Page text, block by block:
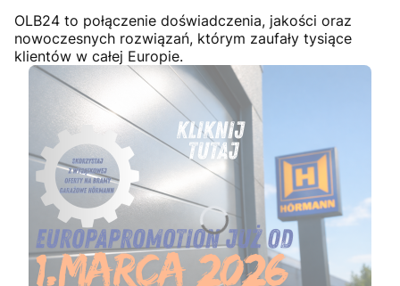
OLB24 to połączenie doświadczenia, jakości oraz
nowoczesnych rozwiązań, którym zaufały tysiące
klientów w całej Europie.